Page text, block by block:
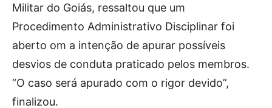
Militar do Goiás, ressaltou que um
Procedimento Administrativo Disciplinar foi
aberto om a intenção de apurar possíveis
desvios de conduta praticado pelos membros.
“O caso será apurado com o rigor devido”,
finalizou.